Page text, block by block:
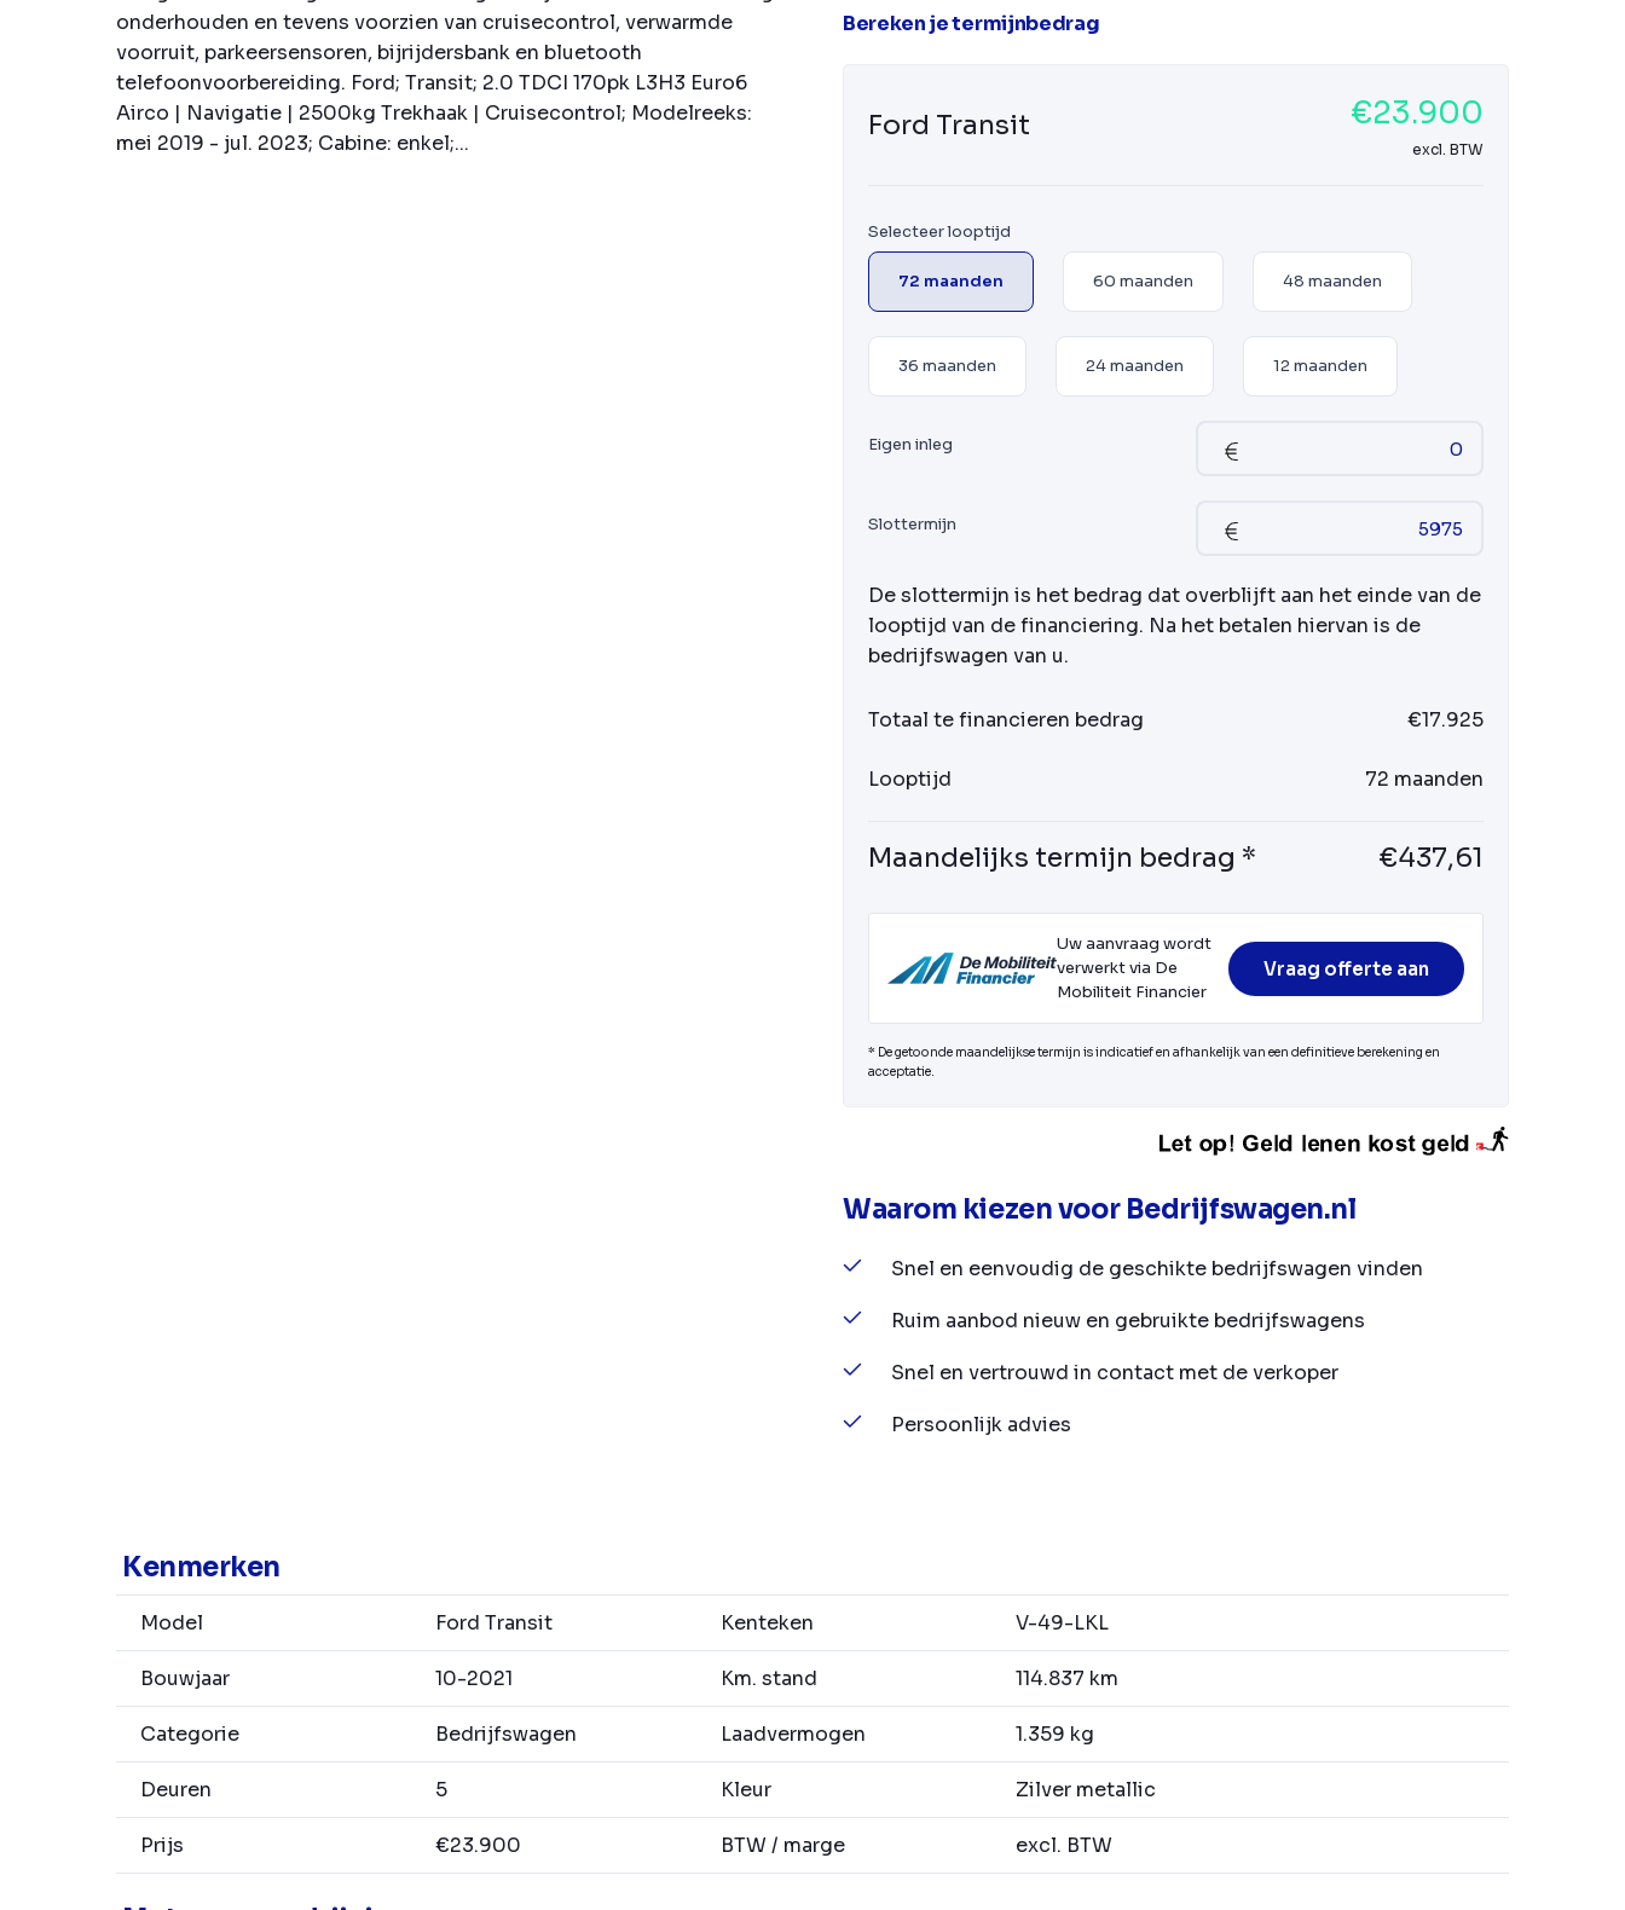
onderhouden en tevens voorzien van cruisecontrol, verwarmde
voorruit, parkeersensoren, bijrijdersbank en bluetooth
telefoonvoorbereiding. Ford; Transit; 2.0 TDCI 170pk L3H3 Euro6
Airco | Navigatie | 2500kg Trekhaak | Cruisecontrol; Modelreeks:
mei 2019 - jul. 2023; Cabine: enkel;...
Bereken je termijnbedrag
Ford Transit €23.900
excl. BTW
Selecteer looptijd
72 maanden 60 maanden 48 maanden
36 maanden 24 maanden 12 maanden
Eigen inleg
Slottermijn
De slottermijn is het bedrag dat overblijft aan het einde van de
looptijd van de financiering. Na het betalen hiervan is de
bedrijfswagen van u.
Totaal te financieren bedrag €17.925
Looptijd 72 maanden
Maandelijks termijn bedrag * €437,61
Uw aanvraag wordt
verwerkt via De
Mobiliteit Financier
Vraag offerte aan
* De getoonde maandelijkse termijn is indicatief en afhankelijk van een definitieve berekening en
acceptatie.
Waarom kiezen voor Bedrijfswagen.nl
Snel en eenvoudig de geschikte bedrijfswagen vinden
Ruim aanbod nieuw en gebruikte bedrijfswagens
Snel en vertrouwd in contact met de verkoper
Persoonlijk advies
Kenmerken
Model Ford Transit Kenteken V-49-LKL
Bouwjaar 10-2021 Km. stand 114.837 km
Categorie Bedrijfswagen Laadvermogen 1.359 kg
Deuren 5 Kleur Zilver metallic
Prijs €23.900 BTW / marge excl. BTW